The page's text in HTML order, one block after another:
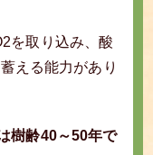
を取り込み、酸
える能力があり
樹齢40～50年で